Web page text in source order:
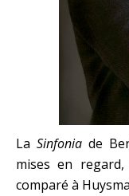
La Sinfonia de
mises en
comparé à